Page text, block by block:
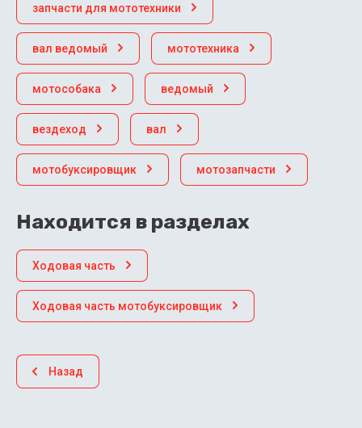
запчасти для мототехники
вал ведомый мототехника
мотособака ведомый
вездеход вал
мотобуксировщик мотозапчасти
Находится в разделах
Ходовая часть
Ходовая часть мотобуксировщик
Назад